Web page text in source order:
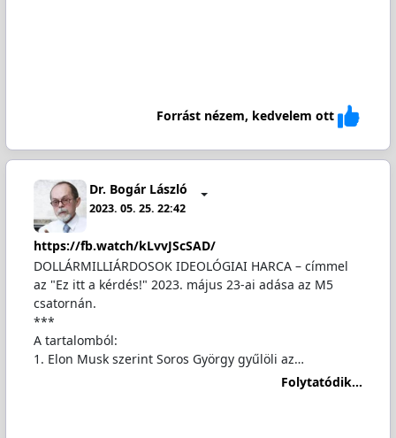
Forrást nézem, kedvelem ott
Dr. Bogár László
2023. 05. 25. 22:42
https://fb.watch/kLvvJScSAD/
DOLLÁRMILLIÁRDOSOK IDEOLÓGIAI HARCA – címmel
az "Ez itt a kérdés!" 2023. május 23-ai adása az M5
csatornán.
***
A tartalomból:
1. Elon Musk szerint Soros György gyűlöli az…
Folytatódik...